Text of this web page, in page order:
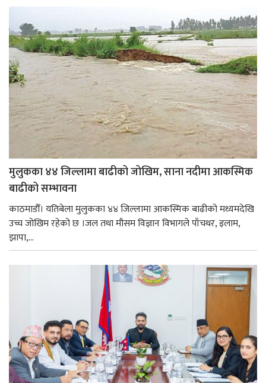
मुलुकका ४४ जिल्लामा बाढीको जोखिम, साना नदीमा आकस्मिक
बाढीको सम्भावना
काठमाडौँ। यतिबेला मुलुकका ४४ जिल्लामा आकस्मिक बाढीको मध्यमदेखि
उच्च जोखिम रहेको छ ।जल तथा मौसम विज्ञान विभागले पाँचथर, इलाम,
झापा,...